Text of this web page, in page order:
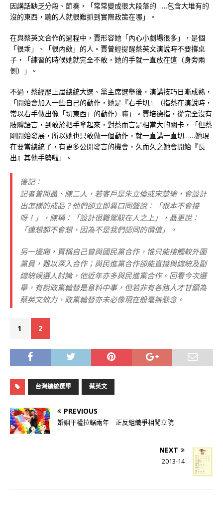
因講話缺乏分段、節奏，「常常變成很大段落的……包含大堆有的
沒的東西，聽的人就很難抓到實際政策在哪」。
在與蔡英文合作的過程中，賈形容她「內心小劇場很多」，是個
「很乖」、「很內斂」的人。賈曾經提醒蔡英文演說時不要撐桌
子，「練習的時候她就完全不敢，她的手就一直放在這（身旁兩
側）」。
不過，蔡經歷上屆總統大選、黨主席選舉後，演講技巧日漸成熟，
「開始會加入一些自己的動作，她是『右手切』（指蔡在演說時，
常以右手做出像「切東西」的動作）嘛」。賈培德指，從完全沒有
肢體語言，到敢於把手拿起來，對蔡而言是相當大的關卡，「但蔡
剛開始發展，所以她也只敢做一個動作，就一直講一直切……她現
在要當總統了，有更多公開發言的機會，久而久之她會開始『長
出』其他手勢啦」。
後記：
記者曾問聶、陳二人，若客戶是朱立倫或宋楚瑜，會設計
出怎樣的成品？他們卻立即異口同聲說：「根本不會接
呀！」，陳稱：「設計很難駕馭在人之上」，聶更說：
「連想都不會想，因為不是我們認同的價值」。
另一邊廂，賈稱自己曾與國民黨合作，惟只能接觸較外圍
黨員，難以深入合作；與民進黨合作卻能直接與總統及副
總統候選人討論，他近年亦多與民進黨合作。回看今次選
舉，有說政黨輪替是意料中事，但若非有各路人才甘願為
蔡英文效力，政黨輪替亦未必像現在般毫無懸念。
1 2
台灣總統選舉 蔡英文
PREVIOUS
婚姻平權拉鋸兩年 正反組織爭相闖立院
NEXT
2013-14